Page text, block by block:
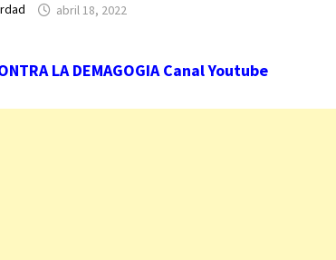
abril 18, 2022
LA DEMAGOGIA Canal Youtube